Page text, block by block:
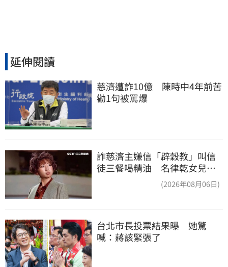
延伸閱讀
慈濟遭詐10億　陳時中4年前苦
勸1句被罵爆
詐慈濟主嫌信「辟穀教」叫信
徒三餐喝精油 名律乾女兒卻
(2026年08月06日)
台北市長投票結果曝　她驚
喊：蔣該緊張了